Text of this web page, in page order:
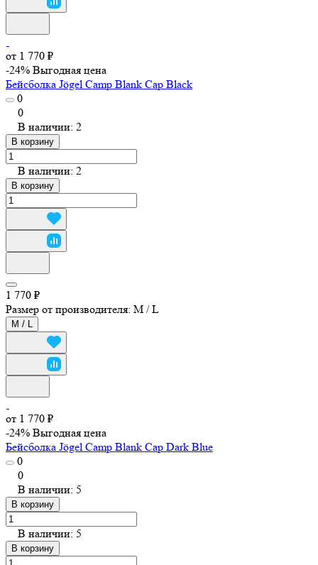
от 1 770 ₽
-24% Выгодная цена
Бейсболка Jögel Camp Blank Cap Black
0
0
В наличии: 2
В корзину
В наличии: 2
В корзину
1 770 ₽
Размер от производителя: M / L
M / L
от 1 770 ₽
-24% Выгодная цена
Бейсболка Jögel Camp Blank Cap Dark Blue
0
0
В наличии: 5
В корзину
В наличии: 5
В корзину